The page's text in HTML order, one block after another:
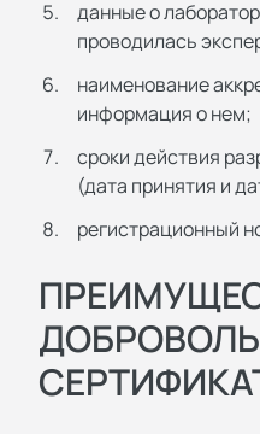
данные о
проводилась
наименование
информация о нем;
сроки действия
(дата принятия и
регистрационный